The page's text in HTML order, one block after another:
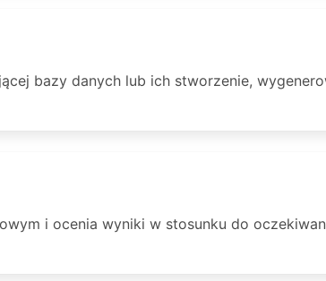
bazy danych lub ich stworzenie,
i ocenia wyniki w stosunku do